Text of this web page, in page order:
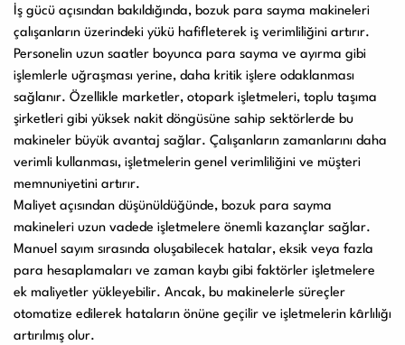
İş gücü açısından bakıldığında, bozuk para sayma makineleri
çalışanların üzerindeki yükü hafifleterek iş verimliliğini artırır.
Personelin uzun saatler boyunca para sayma ve ayırma gibi
işlemlerle uğraşması yerine, daha kritik işlere odaklanması
sağlanır. Özellikle marketler, otopark işletmeleri, toplu taşıma
şirketleri gibi yüksek nakit döngüsüne sahip sektörlerde bu
makineler büyük avantaj sağlar. Çalışanların zamanlarını daha
verimli kullanması, işletmelerin genel verimliliğini ve müşteri
memnuniyetini artırır.
Maliyet açısından düşünüldüğünde, bozuk para sayma
makineleri uzun vadede işletmelere önemli kazançlar sağlar.
Manuel sayım sırasında oluşabilecek hatalar, eksik veya fazla
para hesaplamaları ve zaman kaybı gibi faktörler işletmelere
ek maliyetler yükleyebilir. Ancak, bu makinelerle süreçler
otomatize edilerek hataların önüne geçilir ve işletmelerin kârlılığı
artırılmış olur.